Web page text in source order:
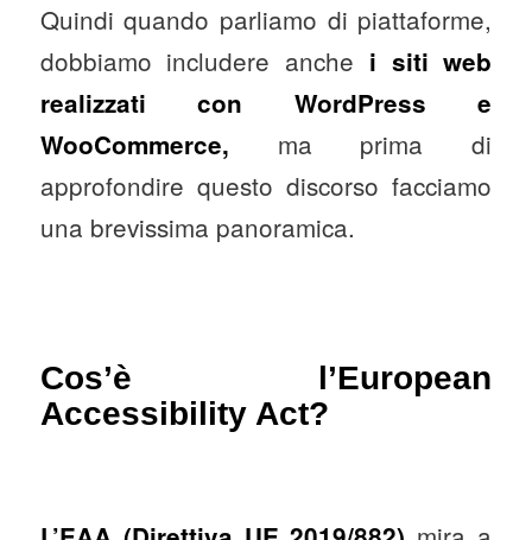
Quindi quando parliamo di piattaforme,
dobbiamo includere anche i siti web
realizzati con WordPress e
WooCommerce, ma prima di
approfondire questo discorso facciamo
una brevissima panoramica.
Cos’è l’European
Accessibility Act?